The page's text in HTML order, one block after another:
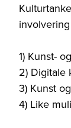
1) Kunst-
2) Digitale
3) Kunst
4) Like